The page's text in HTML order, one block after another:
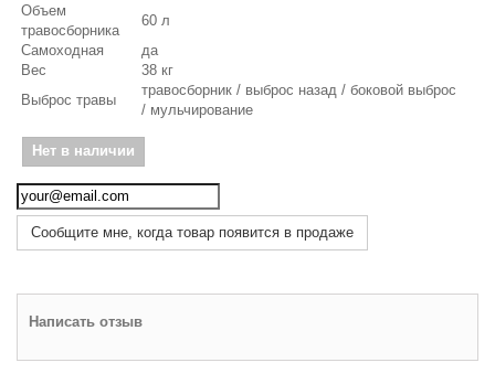
Объем
травосборника
60 л
Самоходная
да
Вес
38 кг
Выброс травы
травосборник / выброс назад / боковой выброс
/ мульчирование
Нет в наличии
Сообщите мне, когда товар появится в продаже
Написать отзыв